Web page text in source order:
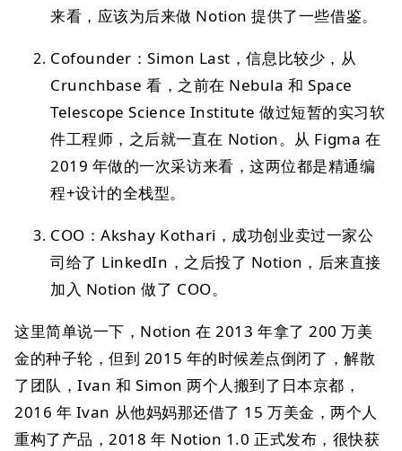
来看，应该为后来做 Notion 提供了一些借鉴。
Cofounder：Simon Last，信息比较少，从
Crunchbase 看，之前在 Nebula 和 Space
Telescope Science Institute 做过短暂的实习软
件工程师，之后就一直在 Notion。从 Figma 在
2019 年做的一次采访来看，这两位都是精通编
程+设计的全栈型。
COO：Akshay Kothari，成功创业卖过一家公
司给了 LinkedIn，之后投了 Notion，后来直接
加入 Notion 做了 COO。
这里简单说一下，Notion 在 2013 年拿了 200 万美
金的种子轮，但到 2015 年的时候差点倒闭了，解散
了团队，Ivan 和 Simon 两个人搬到了日本京都，
2016 年 Ivan 从他妈妈那还借了 15 万美金，两个人
重构了产品，2018 年 Notion 1.0 正式发布，很快获